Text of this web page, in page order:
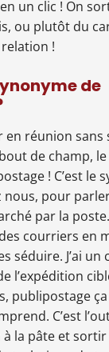
un clic ! On
ou plutôt du
!
de
en réunion sans
de champ,
! C’est le
nous, pour
par la
des courriers en
séduire. J’ai un
l’expédition
publipostage
C’est
la pâte et